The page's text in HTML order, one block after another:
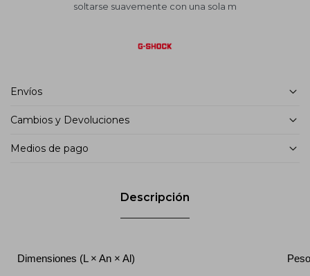
soltarse suavemente con una sola m
Envíos
Cambios y Devoluciones
Medios de pago
Descripción
Dimensiones (L × An × Al) Peso